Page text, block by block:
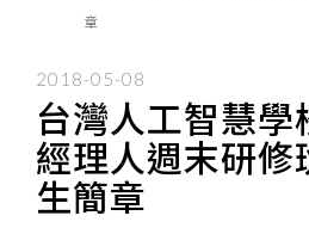
章
2018-05-08
台灣人工智慧學
經理人週末研修
生簡章